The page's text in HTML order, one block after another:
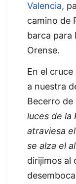
Valencia,
camino de
barca para
Orense.
En el
a nuestra
Becerro de
luces de la
atraviesa
se alza el
dirijimos al